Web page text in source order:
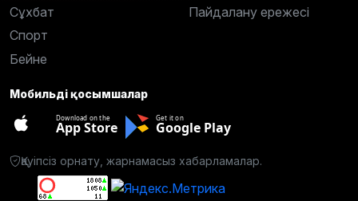
Сұхбат
Спорт
Бейне
Пайдалану ережесі
Мобильді қосымшалар
Download on the
App Store
Get it on
Google Play
Қауіпсіз орнату, жарнамасыз хабарламалар.